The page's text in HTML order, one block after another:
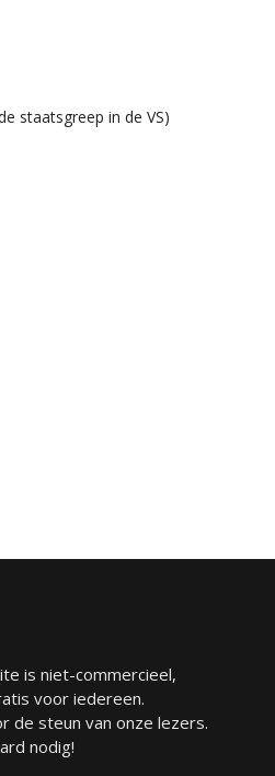
staatsgreep in de VS)
is niet-commercieel,
voor iedereen.
de steun van onze lezers.
nodig!